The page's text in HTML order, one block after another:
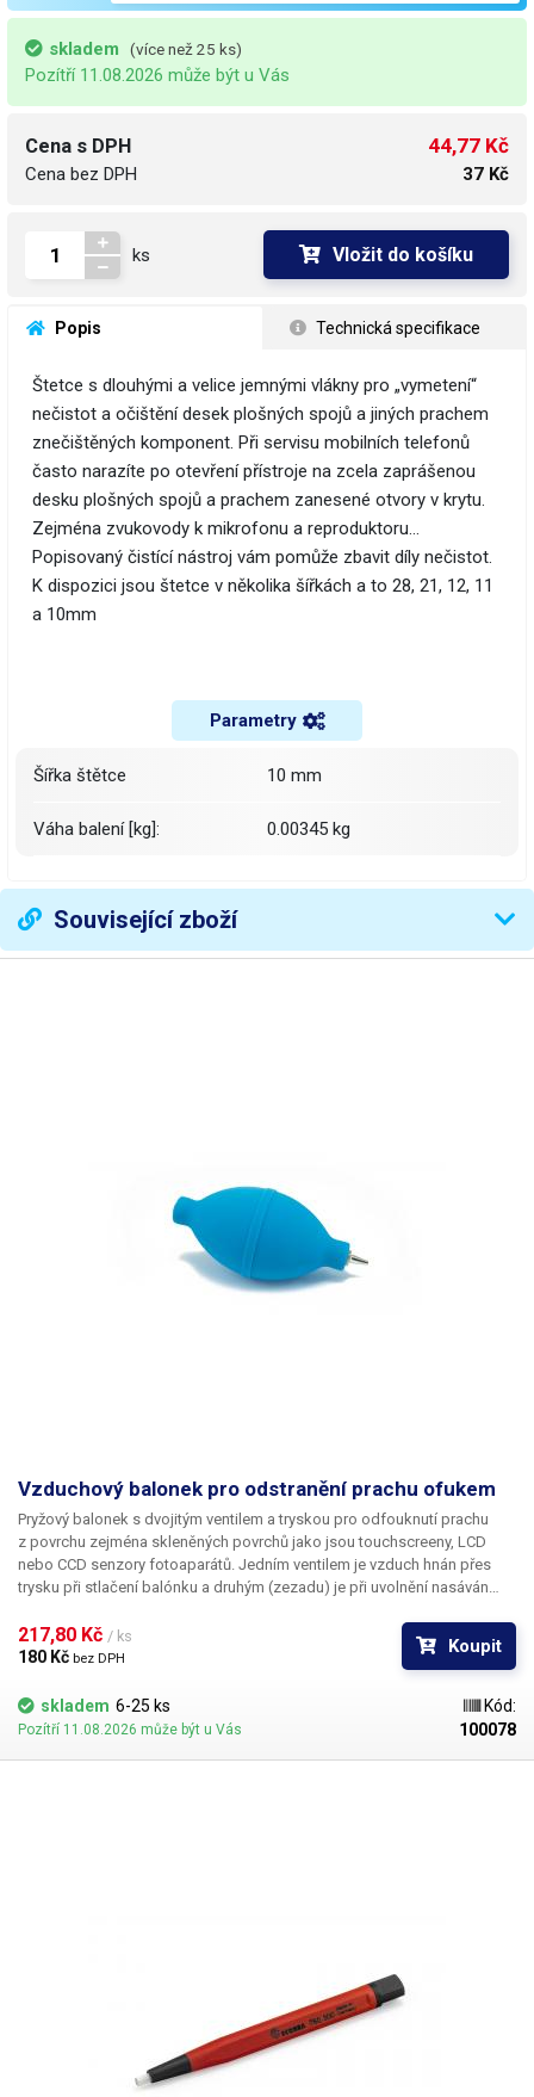
skladem (více než 25 ks)
Pozítří 11.08.2026 může být u Vás
Cena s DPH
Cena bez DPH
44,77 Kč
37 Kč
ks Vložit do košíku
Popis Technická specifikace
Štetce s dlouhými a velice jemnými vlákny pro „vymetení“
nečistot a očištění desek plošných spojů a jiných prachem
znečištěných komponent. Při servisu mobilních telefonů
často narazíte po otevření přístroje na zcela zaprášenou
desku plošných spojů a prachem zanesené otvory v krytu.
Zejména zvukovody k mikrofonu a reproduktoru…
Popisovaný čistící nástroj vám pomůže zbavit díly nečistot.
K dispozici jsou štetce v několika šířkách a to 28, 21, 12, 11
a 10mm
Parametry
šířka štětce 10 mm
Váha balení [kg]: 0.00345 kg
Související zboží
Vzduchový balonek pro odstranění prachu ofukem
Pryžový balonek s dvojitým ventilem a tryskou pro odfouknutí prachu
z povrchu zejména skleněných povrchů jako jsou touchscreeny, LCD
nebo CCD senzory fotoaparátů. Jedním ventilem je vzduch hnán přes
trysku při stlačení balónku a druhým (zezadu) je při uvolnění nasáván
balónku.
217,80 Kč / ks
180 Kč bez DPH
Koupit
skladem 6-25 ks
Pozítří 11.08.2026 může být u Vás
Kód:
100078